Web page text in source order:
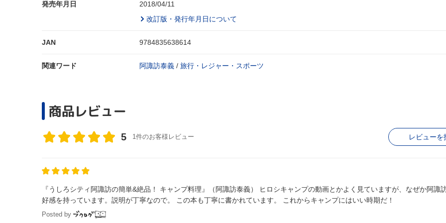
発売年月日
2018/04/11
改訂版・発行年月日について
JAN 9784835638614
関連ワード 阿諏訪泰義 / 旅行・レジャー・スポーツ
商品レビュー
5 1件のお客様レビュー レビューを
『うしろシティ阿諏訪の簡単&絶品！ キャンプ料理』（阿諏訪泰義） ヒロシキャンプの動画とかよく見ていますが、なぜか阿諏訪さんには
好感を持っています。説明が丁寧なので。 この本も丁寧に書かれています。 これからキャンプにはいい時期だ！
Posted by